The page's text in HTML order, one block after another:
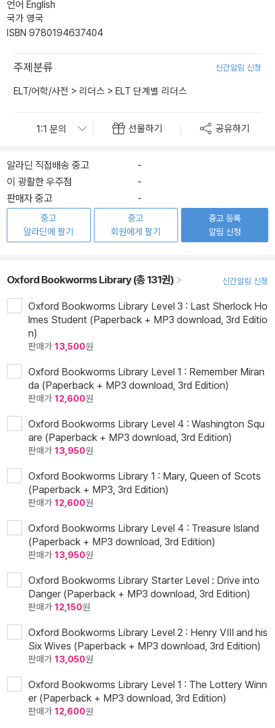
언어 English
국가 영국
ISBN 9780194637404
주제분류 신간알림 신청
ELT/어학/사전 > 리더스 > ELT 단계별 리더스
선물하기 공유하기
알라딘 직접배송 중고
-
이 광활한 우주점
-
판매자 중고
-
중고
알라딘에 팔기
중고
회원에게 팔기
중고 등록
알림 신청
Oxford Bookworms Library (총 131권) 신간알림 신청
Oxford Bookworms Library Level 3 : Last Sherlock Ho
lmes Student (Paperback + MP3 download, 3rd Editio
n)
판매가 13,500원
Oxford Bookworms Library Level 1 : Remember Miran
da (Paperback + MP3 download, 3rd Edition)
판매가 12,600원
Oxford Bookworms Library Level 4 : Washington Squ
are (Paperback + MP3 download, 3rd Edition)
판매가 13,950원
Oxford Bookworms Library 1 : Mary, Queen of Scots
(Paperback + MP3, 3rd Edition)
판매가 12,600원
Oxford Bookworms Library Level 4 : Treasure Island
(Paperback + MP3 download, 3rd Edition)
판매가 13,950원
Oxford Bookworms Library Starter Level : Drive into
Danger (Paperback + MP3 download, 3rd Edition)
판매가 12,150원
Oxford Bookworms Library Level 2 : Henry VIII and his
Six Wives (Paperback + MP3 download, 3rd Edition)
판매가 13,050원
Oxford Bookworms Library Level 1 : The Lottery Winn
er (Paperback + MP3 download, 3rd Edition)
판매가 12,600원